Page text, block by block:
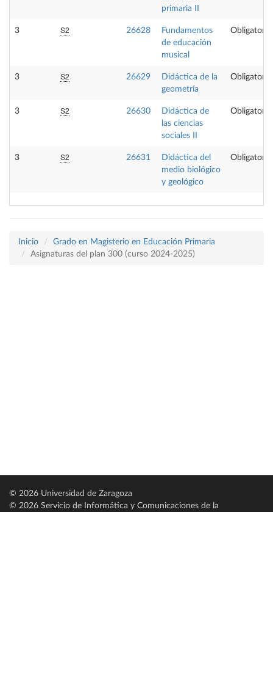
primaria II
3 S2 26628
Fundamentos
de educación
musical
Obligatoria
3 S2 26629
Didáctica de la
geometría
Obligatoria
3 S2 26630
Didáctica de
las ciencias
sociales II
Obligatoria
3 S2 26631
Didáctica del
medio biológico
y geológico
Obligatoria
Inicio
Grado en Magisterio en Educación Primaria
Asignaturas del plan 300 (curso 2024-2025)
© 2026 Universidad de Zaragoza
© 2026 Servicio de Informática y Comunicaciones de la